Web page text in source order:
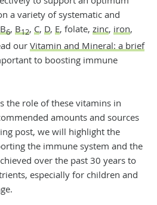
a variety of systematic and
B6, B12, C, D, E, folate, zinc, iron,
our Vitamin and Mineral: a brief
to boosting immune
the role of these vitamins in
amounts and sources
post, we will highlight the
the immune system and the
over the past 30 years to
especially for children and